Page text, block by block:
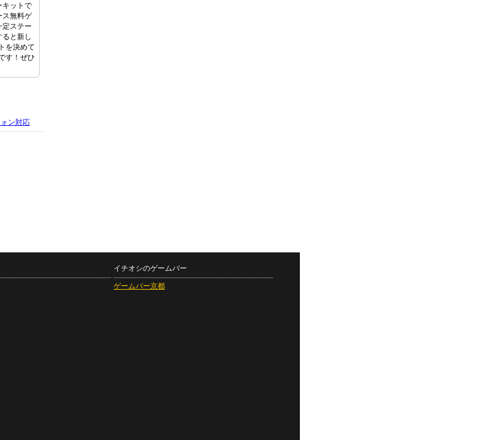
キットで
ス無料ゲ
定ステー
ると新し
を決めて
す！ぜひ
ン対応
イチオシのゲームバー
ゲームバー京都